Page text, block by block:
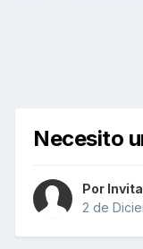
Necesito
Por
2 de